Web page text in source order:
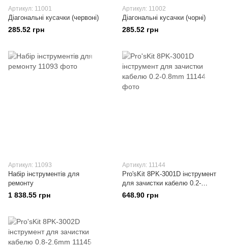
Артикул: 11001
Діагональні кусачки (червоні)
285.52 грн
Артикул: 11002
Діагональні кусачки (чорні)
285.52 грн
Артикул: 11093
Набір інструментів для
ремонту
1 838.55 грн
Артикул: 11144
Pro'sKit 8PK-3001D інструмент
для зачистки кабелю 0.2-
0.8mm
648.90 грн